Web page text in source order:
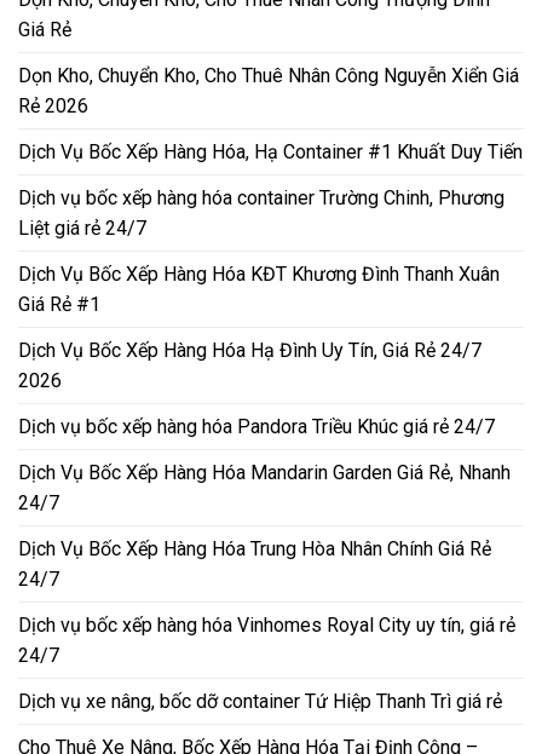
Giá Rẻ
Dọn Kho, Chuyển Kho, Cho Thuê Nhân Công Nguyễn Xiển Giá
Rẻ 2026
Dịch Vụ Bốc Xếp Hàng Hóa, Hạ Container #1 Khuất Duy Tiến
Dịch vụ bốc xếp hàng hóa container Trường Chinh, Phương
Liệt giá rẻ 24/7
Dịch Vụ Bốc Xếp Hàng Hóa KĐT Khương Đình Thanh Xuân
Giá Rẻ #1
Dịch Vụ Bốc Xếp Hàng Hóa Hạ Đình Uy Tín, Giá Rẻ 24/7
2026
Dịch vụ bốc xếp hàng hóa Pandora Triều Khúc giá rẻ 24/7
Dịch Vụ Bốc Xếp Hàng Hóa Mandarin Garden Giá Rẻ, Nhanh
24/7
Dịch Vụ Bốc Xếp Hàng Hóa Trung Hòa Nhân Chính Giá Rẻ
24/7
Dịch vụ bốc xếp hàng hóa Vinhomes Royal City uy tín, giá rẻ
24/7
Dịch vụ xe nâng, bốc dỡ container Tứ Hiệp Thanh Trì giá rẻ
Cho Thuê Xe Nâng, Bốc Xếp Hàng Hóa Tại Định Công –